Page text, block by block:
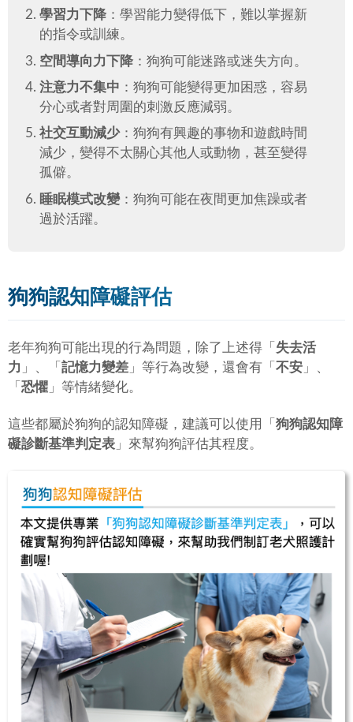
學習力下降：學習能力變得低下，難以掌握新
的指令或訓練。
空間導向力下降：狗狗可能迷路或迷失方向。
注意力不集中 ：狗狗可能變得更加困惑，容易
分心或者對周圍的刺激反應減弱。
社交互動減少：狗狗有興趣的事物和遊戲時間
減少，變得不太關心其他人或動物，甚至變得
孤僻。
睡眠模式改變：狗狗可能在夜間更加焦躁或者
過於活躍。
狗狗認知障礙評估
老年狗狗可能出現的行為問題，除了上述得「 失去活
力 」、「 記憶力變差 」等行為改變，還會有「 不安 」、
「 恐懼 」等情緒變化。
這些都屬於狗狗的認知障礙，建議可以使用「 狗狗認知障
礙診斷基準判定表 」來幫狗狗評估其程度。